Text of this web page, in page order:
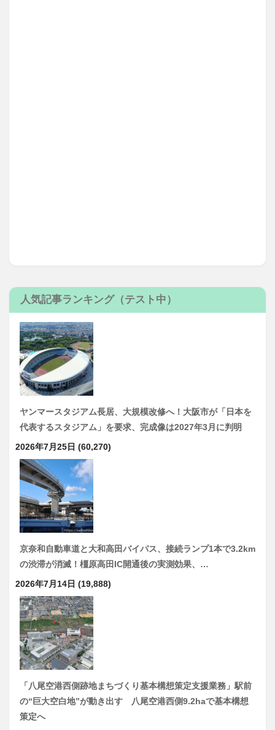
人気記事ランキング（テスト中）
ヤンマースタジアム長居、大規模改修へ！大阪市が「日本を
代表するスタジアム」を要求、完成像は2027年3月に判明
2026年7月25日 (60,270)
京奈和自動車道と大和高田バイパス、接続ランプ1本で3.2km
の渋滞が消滅！橿原高田IC開通後の実測効果、…
2026年7月14日 (19,888)
「八尾空港西側跡地まちづくり基本構想策定支援業務」駅前
の“巨大空白地”が動き出す 八尾空港西側9.2haで基本構想
策定へ